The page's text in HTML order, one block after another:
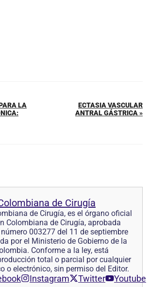
LA
ECTASIA VASCULAR
ANTRAL GÁSTRICA »
de Cirugía
de Cirugía, es el órgano oficial
Colombiana de Cirugía, aprobada
003277 del 11 de septiembre
por el Ministerio de Gobierno de la
Conforme a la ley, está
total o parcial por cualquier
o electrónico, sin permiso del Editor.
Instagram Twitter Youtube